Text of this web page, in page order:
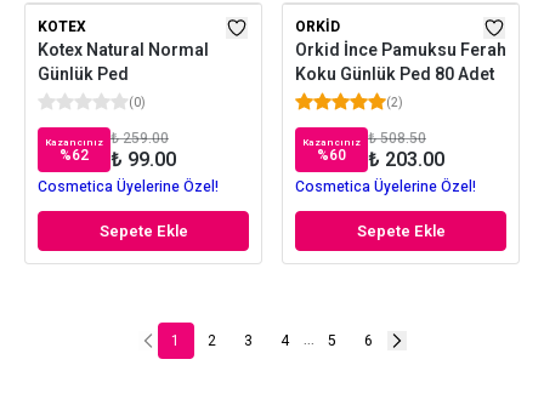
KOTEX
Kotex Natural Normal
Günlük Ped
(0)
Kazancınız
%62
₺ 259.00
₺ 99.00
Cosmetica Üyelerine Özel!
Sepete Ekle
ORKID
Orkid İnce Pamuksu Ferah
Koku Günlük Ped 80 Adet
(2)
Kazancınız
%60
₺ 508.50
₺ 203.00
Cosmetica Üyelerine Özel!
Sepete Ekle
1 2 3 4 ... 5 6